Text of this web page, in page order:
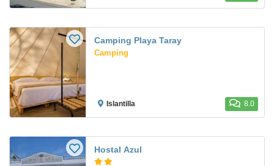
Camping Playa Taray
Camping
Islantilla 8.0
Hostal Azul